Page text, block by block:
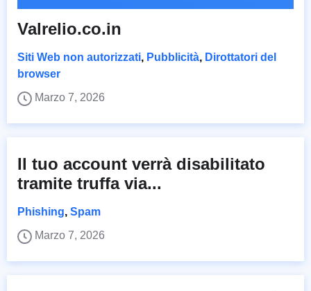
Valrelio.co.in
Siti Web non autorizzati, Pubblicità, Dirottatori del
browser
Marzo 7, 2026
Il tuo account verrà disabilitato
tramite truffa via...
Phishing, Spam
Marzo 7, 2026